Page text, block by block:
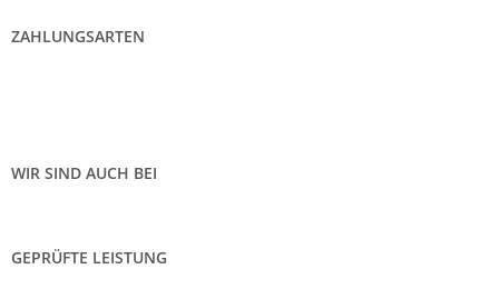
ZAHLUNGSARTEN
WIR SIND AUCH BEI
GEPRÜFTE LEISTUNG